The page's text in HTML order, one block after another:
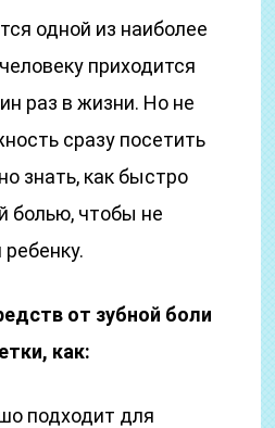
одной из наиболее
приходится
раз в жизни. Но не
сразу посетить
знать, как быстро
болью, чтобы не
от зубной боли
как:
подходит для